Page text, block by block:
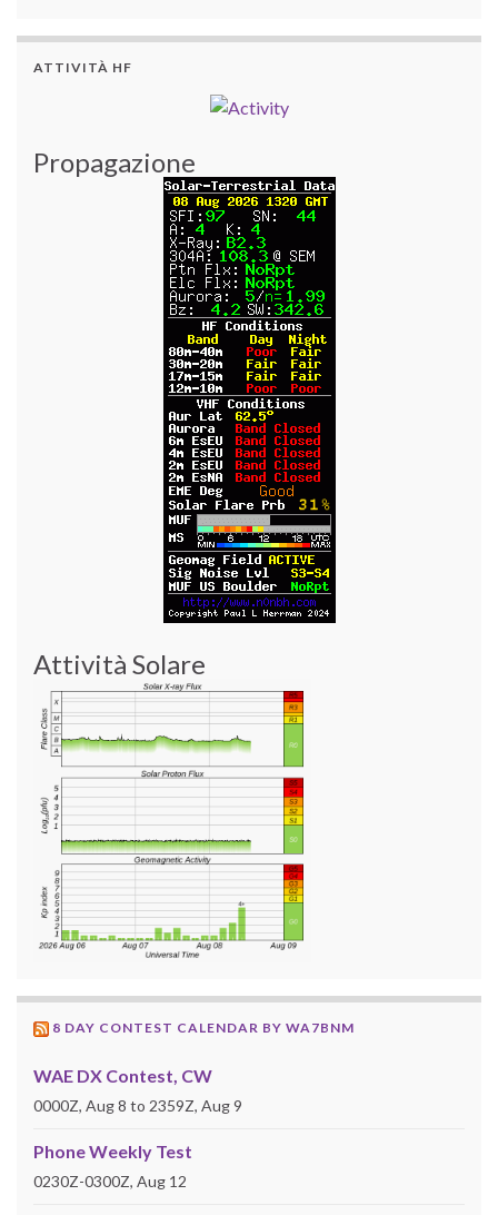
ATTIVITÀ HF
Propagazione
Attività Solare
8 DAY CONTEST CALENDAR BY WA7BNM
WAE DX Contest, CW
0000Z, Aug 8 to 2359Z, Aug 9
Phone Weekly Test
0230Z-0300Z, Aug 12